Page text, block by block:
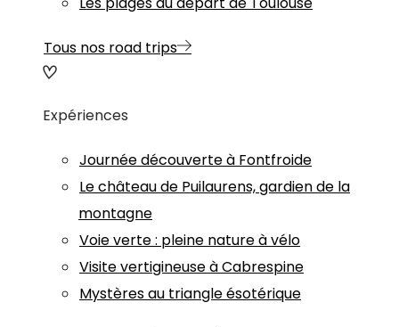
Tous nos road trips
Expériences
Journée découverte à Fontfroide
Le château de Puilaurens, gardien de la
montagne
Voie verte : pleine nature à vélo
Visite vertigineuse à Cabrespine
Mystères au triangle ésotérique